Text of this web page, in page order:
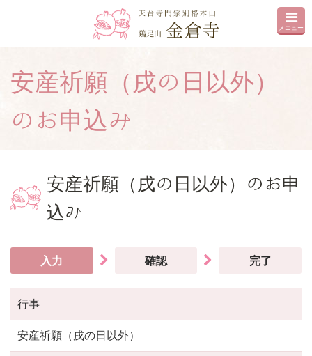
メニュー
安産祈願（戌の日以外）
のお申込み
安産祈願（戌の日以外）のお申
込み
入力 確認 完了
行事
安産祈願（戌の日以外）